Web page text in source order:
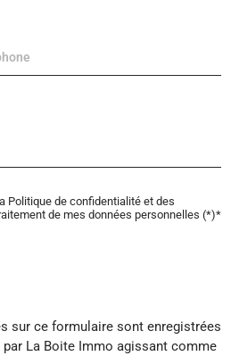
Politique de confidentialité et des
de mes données personnelles (*)*
sur ce formulaire sont enregistrées
La Boite Immo agissant comme